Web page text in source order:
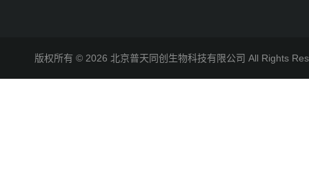
版权所有 © 2026 北京普天同创生物科技有限公司 All Rights